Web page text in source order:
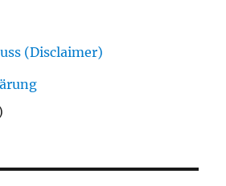
(Disclaimer)